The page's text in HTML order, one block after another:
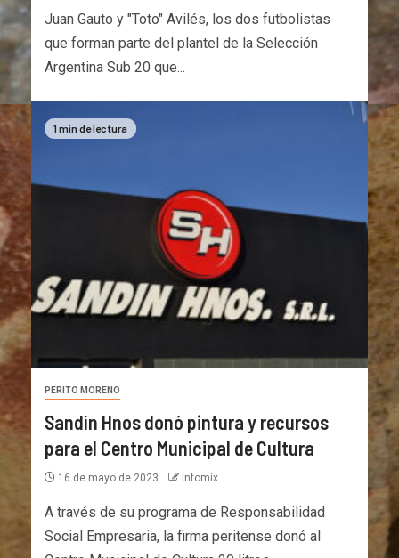
Juan Gauto y "Toto" Avilés, los dos futbolistas
que forman parte del plantel de la Selección
Argentina Sub 20 que...
1 min de lectura
PERITO MORENO
Sandín Hnos donó pintura y recursos
para el Centro Municipal de Cultura
16 de mayo de 2023 Infomix
A través de su programa de Responsabilidad
Social Empresaria, la firma peritense donó al